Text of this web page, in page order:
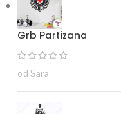
Grb Partizana
od Sara